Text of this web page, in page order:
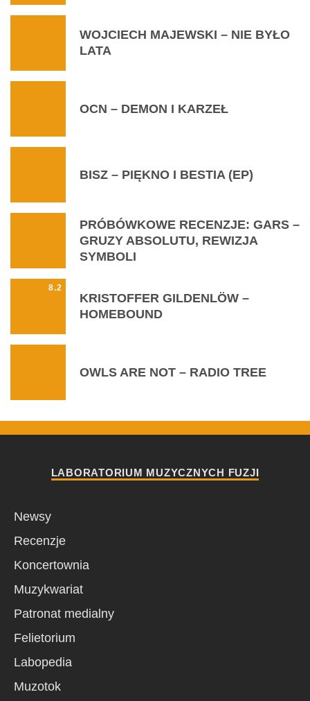
WOJCIECH MAJEWSKI – NIE BYŁO
LATA
OCN – DEMON I KARZEŁ
BISZ – PIĘKNO I BESTIA (EP)
PRÓBÓWKOWE RECENZJE: GARS –
GRUZY ABSOLUTU, REWIZJA
SYMBOLI
8.2
KRISTOFFER GILDENLÖW –
HOMEBOUND
OWLS ARE NOT – RADIO TREE
LABORATORIUM MUZYCZNYCH FUZJI
Newsy
Recenzje
Koncertownia
Muzykwariat
Patronat medialny
Felietorium
Labopedia
Muzotok